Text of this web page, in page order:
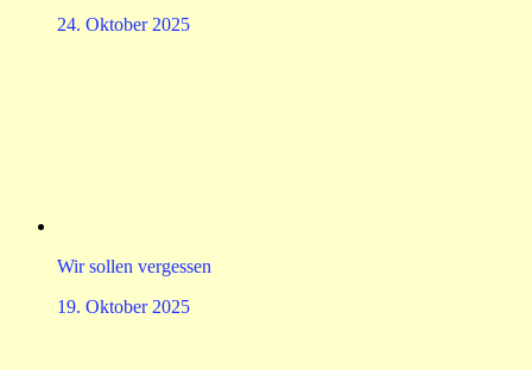
24. Oktober 2025
Wir sollen vergessen
19. Oktober 2025